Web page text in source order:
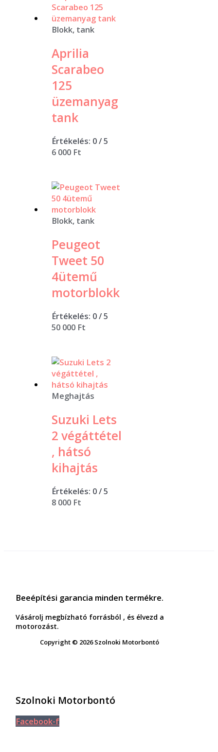
Blokk, tank
Aprilia
Scarabeo
125
üzemanyag
tank
Értékelés: 0/ 5
6 000 Ft
Blokk, tank
Peugeot
Tweet 50
4ütemű
motorblokk
Értékelés: 0/ 5
50 000 Ft
Meghajtás
Suzuki Lets
2 végáttétel
, hátsó
kihajtás
Értékelés: 0/ 5
8 000 Ft
Beeépítési garancia minden termékre.
Vásárolj megbízható forrásból , és élvezd a
motorozást.
Copyright © 2026 Szolnoki Motorbontó
Szolnoki Motorbontó
Facebook-f